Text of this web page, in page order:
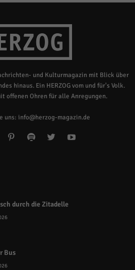
und Kulturmagazin mit Blick über
hinaus. Ein HERZOG vom und für's Volk.
offenen Ohren für alle Anregungen.
uns: info@herzog-magazin.de
durch die Zitadelle
Bus